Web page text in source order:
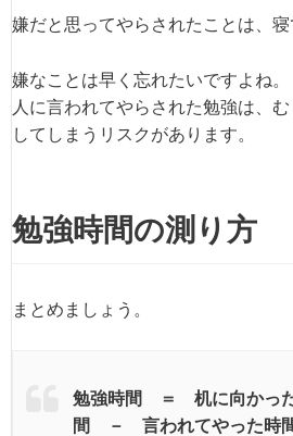
嫌だと思ってやらされたことは、寝
嫌なことは早く忘れたいですよね。
人に言われてやらされた勉強は、
してしまうリスクがあります。
勉強時間の測り方
まとめましょう。
勉強時間 ＝ 机に向かっ
間 － 言われてやった時